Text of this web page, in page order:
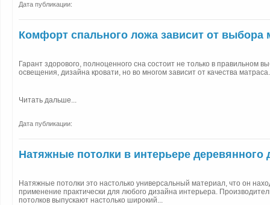
Дата публикации:
Комфорт спального ложа зависит от выбора
Гарант здорового, полноценного сна состоит не только в правильном
освещения, дизайна кровати, но во многом зависит от качества
Читать дальше...
Дата публикации:
Натяжные потолки в интерьере деревянного
Натяжные потолки это настолько универсальный материал, что он
применение практически для любого дизайна интерьера.
потолков выпускают настолько широкий...